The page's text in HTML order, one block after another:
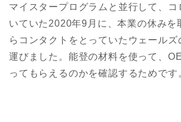
マイスタープログラムと並行して、コ
いていた2020年9月に、本業の休みを
らコンタクトをとっていたウェールズ
運びました。能登の材料を使って、
ってもらえるのかを確認するためです